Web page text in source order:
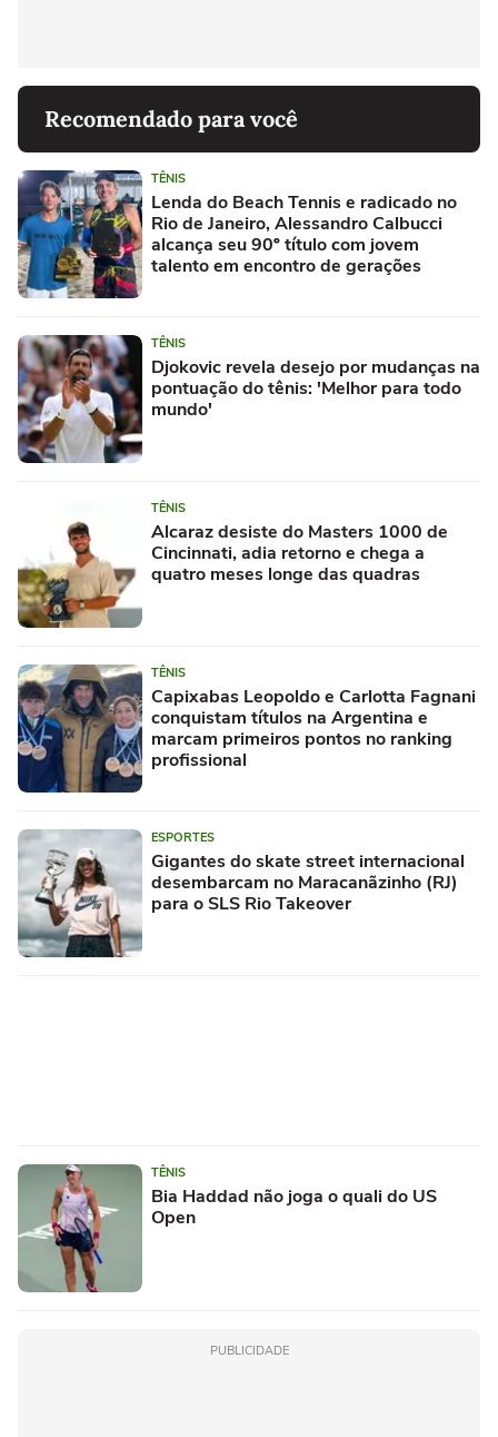
Recomendado para você
TÊNIS
Lenda do Beach Tennis e radicado no
Rio de Janeiro, Alessandro Calbucci
alcança seu 90º título com jovem
talento em encontro de gerações
TÊNIS
Djokovic revela desejo por mudanças na
pontuação do tênis: 'Melhor para todo
mundo'
TÊNIS
Alcaraz desiste do Masters 1000 de
Cincinnati, adia retorno e chega a
quatro meses longe das quadras
TÊNIS
Capixabas Leopoldo e Carlotta Fagnani
conquistam títulos na Argentina e
marcam primeiros pontos no ranking
profissional
ESPORTES
Gigantes do skate street internacional
desembarcam no Maracanãzinho (RJ)
para o SLS Rio Takeover
TÊNIS
Bia Haddad não joga o quali do US
Open
PUBLICIDADE